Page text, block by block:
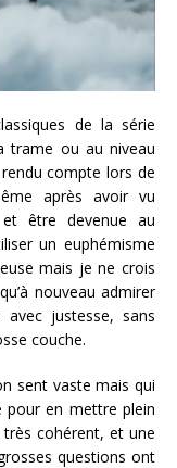
de la série
trame ou au niveau
compte lors de
après avoir vu
être devenue au
un euphémisme
mais je ne crois
nouveau admirer
justesse, sans
couche.
sent vaste mais qui
pour en mettre plein
cohérent, et une
questions ont